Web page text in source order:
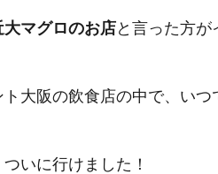
大マグロのお店と言った方が
大阪の飲食店の中で、いつ
いに行けました！